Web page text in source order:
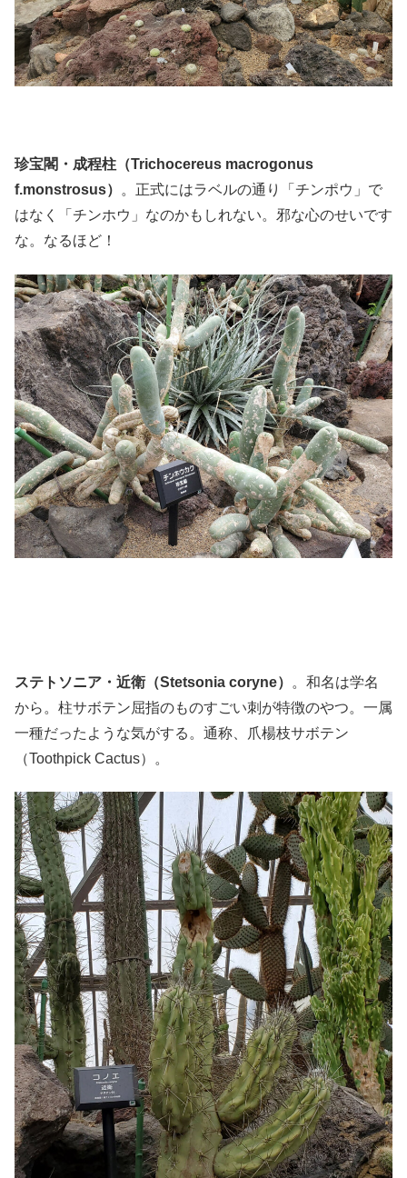
珍宝閣・成程柱（Trichocereus macrogonus
f.monstrosus）
。正式にはラベルの通り「チンポウ」で
はなく「チンホウ」なのかもしれない。邪な心のせいです
な。なるほど！
ステトソニア・近衛（Stetsonia coryne）
。和名は学名
から。柱サボテン屈指のものすごい刺が特徴のやつ。一属
一種だったような気がする。通称、爪楊枝サボテン
（Toothpick Cactus）。